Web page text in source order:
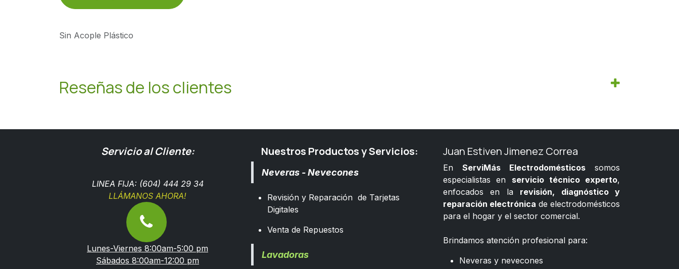
Sin Acople Plástico
Reseñas de los clientes
Servicio al Cliente:
LINEA FIJA: (604) 444 29 34
LLÁMANOS AHORA!
Lunes-Viernes 8:00am-5:00 pm
Sábados 8:00am-12:00 pm
Nuestros Productos y Servicios:
Neveras - Nevecones
Revisión y Reparación de Tarjetas
Digitales
Venta de Repuestos
Lavadoras
Juan Estiven Jimenez Correa
En ServiMás Electrodomésticos somos
especialistas en servicio técnico experto,
enfocados en la revisión, diagnóstico y
reparación electrónica de electrodomésticos
para el hogar y el sector comercial.
Brindamos atención profesional para:
Neveras y nevecones